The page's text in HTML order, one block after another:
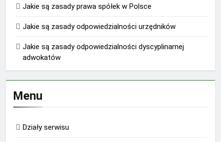
Jakie są zasady prawa spółek w Polsce
Jakie są zasady odpowiedzialności urzędników
Jakie są zasady odpowiedzialności dyscyplinarnej
adwokatów
Menu
Działy serwisu